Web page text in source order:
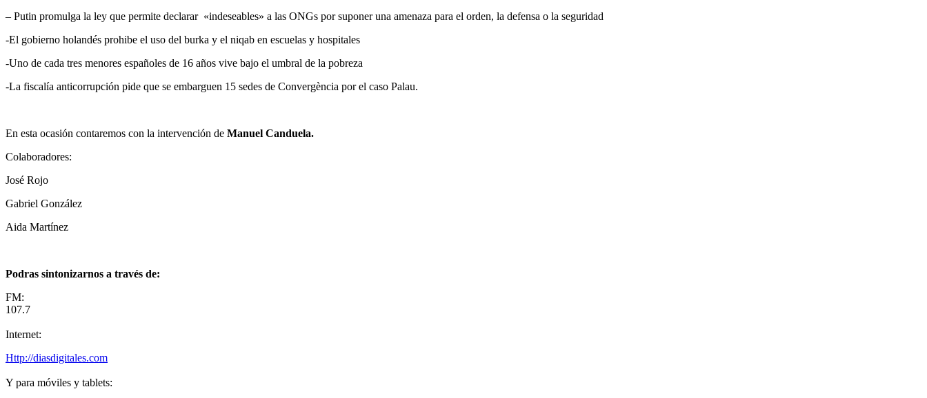
– Putin promulga la ley que permite declarar «indeseables» a las ONGs por suponer una amenaza para el orden, la defensa o la seguridad
-El gobierno holandés prohibe el uso del burka y el niqab en escuelas y hospitales
-Uno de cada tres menores españoles de 16 años vive bajo el umbral de la pobreza
-La fiscalía anticorrupción pide que se embarguen 15 sedes de Convergència por el caso Palau.
En esta ocasión contaremos con la intervención de Manuel Canduela.
Colaboradores:
José Rojo
Gabriel González
Aida Martínez
Podras sintonizarnos a través de:
FM:
107.7
Internet:
Http://diasdigitales.com
Y para móviles y tablets: